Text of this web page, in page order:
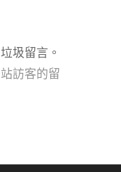
圾留言。
訪客的留